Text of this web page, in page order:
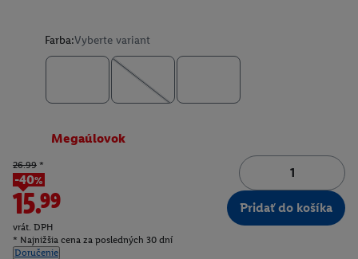
Farba:Vyberte variant
Megaúlovok
26.99 *
-40%
15.99
vrát. DPH
* Najnižšia cena za posledných 30 dní
Doručenie
Pridať do košíka